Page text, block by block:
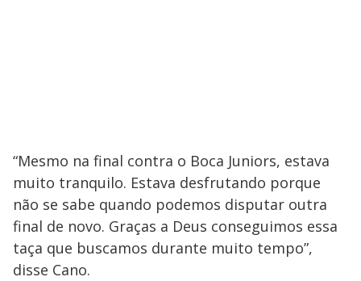
“Mesmo na final contra o Boca Juniors, estava
muito tranquilo. Estava desfrutando porque
não se sabe quando podemos disputar outra
final de novo. Graças a Deus conseguimos essa
taça que buscamos durante muito tempo”,
disse Cano.